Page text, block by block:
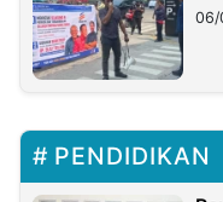
06/
PENDIDIKAN